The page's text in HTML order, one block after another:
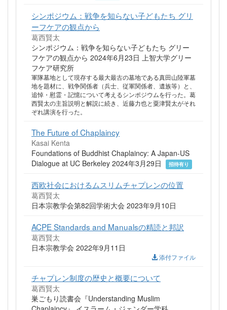
シンポジウム：戦争を知らない子どもたち グリ
ーフケアの観点から
葛西賢太
シンポジウム：戦争を知らない子どもたち グリー
フケアの観点から 2024年6月23日 上智大学グリー
フケア研究所
軍隊墓地として現存する最大最古の墓地である真田山陸軍墓
地を題材に、戦争関係者（兵士、従軍関係者、遺族等）と、
追悼・慰霊・記憶について考えるシンポジウムを行った。葛
西賢太の主旨説明と解説に続き、近藤力也と粟津賢太がそれ
ぞれ講演を行った。
The Future of Chaplaincy
Kasai Kenta
Foundations of Buddhist Chaplaincy: A Japan-US
Dialogue at UC Berkeley 2024年3月29日
招待有り
西欧社会におけるムスリムチャプレンの位置
葛西賢太
日本宗教学会第82回学術大会 2023年9月10日
ACPE Standards and Manualsの精読と邦訳
葛西賢太
日本宗教学会 2022年9月11日
添付ファイル
チャプレン制度の歴史と概要について
葛西賢太
巣ごもり読書会『Understanding Muslim